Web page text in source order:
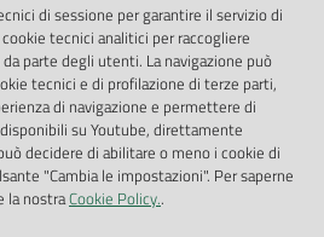
di sessione per garantire il servizio di
tecnici analitici per raccogliere
parte degli utenti. La navigazione può
tecnici e di profilazione di terze parti,
di navigazione e permettere di
su Youtube, direttamente
decidere di abilitare o meno i cookie di
"Cambia le impostazioni". Per saperne
la nostraCookie Policy..